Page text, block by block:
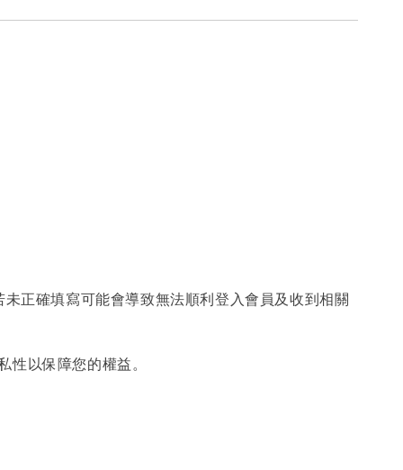
正確填寫可能會導致無法順利登入會員及收到相關
以保障您的權益。